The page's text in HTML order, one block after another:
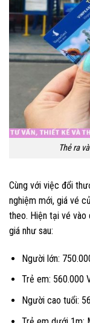
Thẻ ra
Cùng với việc đổi
nghiệm mới, giá vé
theo. Hiện tại vé vào
giá như sau:
Người lớn:
Trẻ em: 560.000
Người cao tuổi: